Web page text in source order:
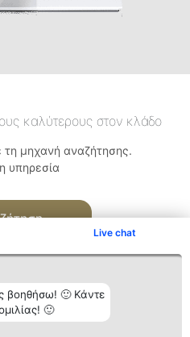
Live chat
βοηθήσω! 🙂 Κάντε
🙂
καλύτερους στον κλάδο
τη μηχανή αναζήτησης.
υπηρεσία